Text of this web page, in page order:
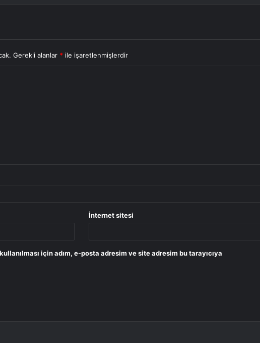
Gerekli alanlar * ile işaretlenmişlerdir
İnternet sitesi
için adım, e-posta adresim ve site adresim bu tarayıcıya